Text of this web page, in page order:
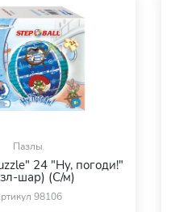
Пазлы
24 "Ну, погоди!"
шар) (С/м)
98106